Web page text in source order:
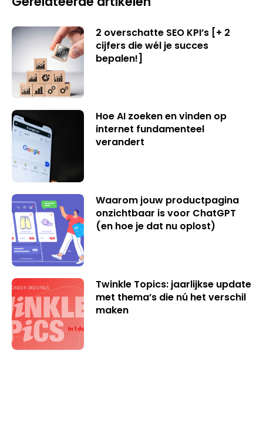
2 overschatte SEO KPI’s [+ 2
cijfers die wél je succes
bepalen!]
Hoe AI zoeken en vinden op
internet fundamenteel
verandert
Waarom jouw productpagina
onzichtbaar is voor ChatGPT
(en hoe je dat nu oplost)
Twinkle Topics: jaarlijkse update
met thema’s die nú het verschil
maken